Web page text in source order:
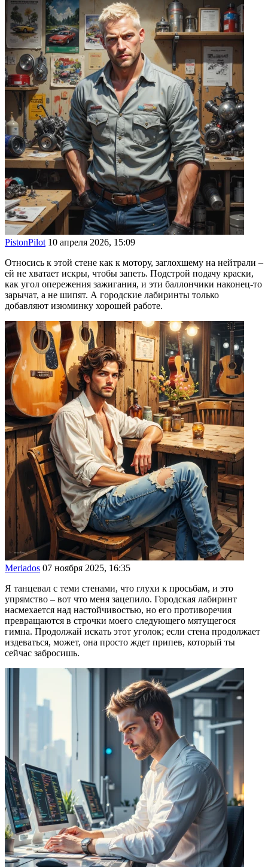
PistonPilot 10 апреля 2026, 15:09
Относись к этой стене как к мотору, заглохшему на нейтрали –
ей не хватает искры, чтобы запеть. Подстрой подачу краски,
как угол опережения зажигания, и эти баллончики наконец-то
зарычат, а не шипят. А городские лабиринты только
добавляют изюминку хорошей работе.
Meriados 07 ноября 2025, 16:35
Я танцевал с теми стенами, что глухи к просьбам, и это
упрямство – вот что меня зацепило. Городская лабиринт
насмехается над настойчивостью, но его противоречия
превращаются в строчки моего следующего мятущегося
гимна. Продолжай искать этот уголок; если стена продолжает
издеваться, может, она просто ждет припев, который ты
сейчас забросишь.